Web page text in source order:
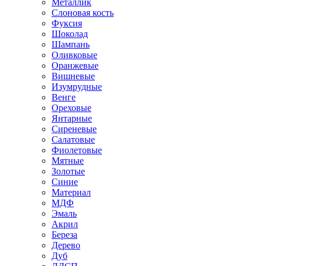
Слоновая кость
Фуксия
Шоколад
Шампань
Оливковые
Оранжевые
Вишневые
Изумрудные
Венге
Ореховые
Янтарные
Сиреневые
Салатовые
Фиолетовые
Мятные
Золотые
Синие
Материал
МДФ
Эмаль
Акрил
Береза
Дерево
Дуб